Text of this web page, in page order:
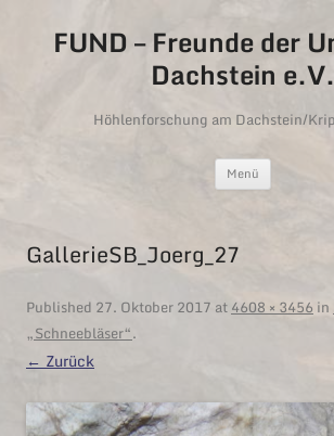
FUND – Freunde der
Dachstein e.V.
Höhlenforschung am Dachstein/
Menü
GallerieSB_Joerg_27
Published 27. Oktober 2017 at4608 × 3456 in
„Schneebläser“.
← Zurück